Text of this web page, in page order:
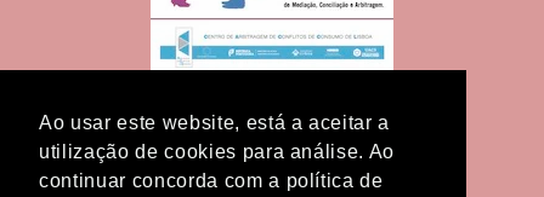
Ao usar este website, está a aceitar a
utilização de cookies para análise. Ao
continuar concorda com a política de